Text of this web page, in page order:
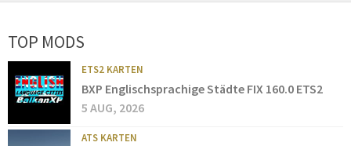
TOP MODS
ETS2 KARTEN
BXP Englischsprachige Städte FIX 160.0 ETS2
5 AUG, 2026
ATS KARTEN